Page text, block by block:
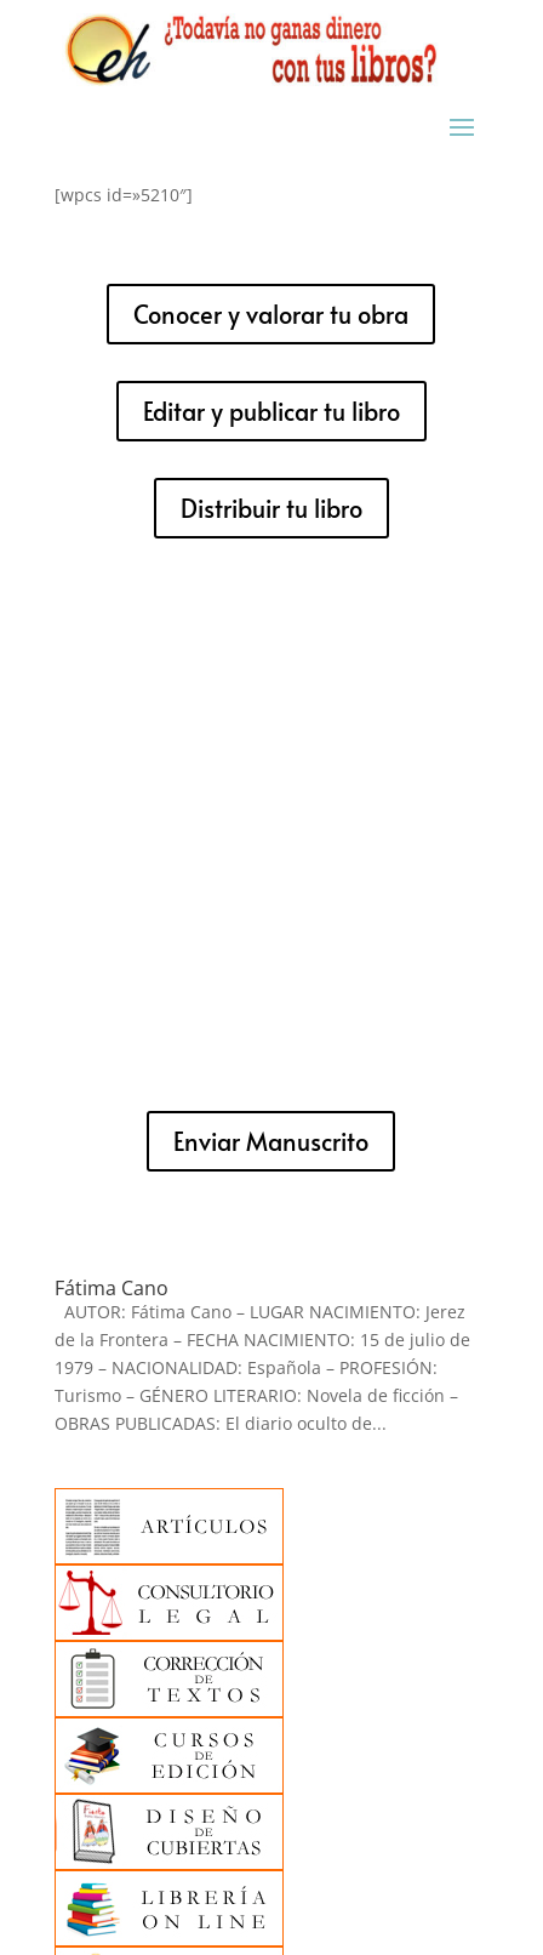
[wpcs id=»5210″]
Conocer y valorar tu obra
Editar y publicar tu libro
Distribuir tu libro
Enviar Manuscrito
Fátima Cano
AUTOR: Fátima Cano – LUGAR NACIMIENTO: Jerez
de la Frontera – FECHA NACIMIENTO: 15 de julio de
1979 – NACIONALIDAD: Española – PROFESIÓN:
Turismo – GÉNERO LITERARIO: Novela de ficción –
OBRAS PUBLICADAS: El diario oculto de...